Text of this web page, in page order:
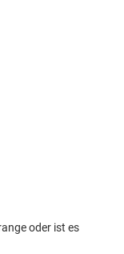
oder ist es